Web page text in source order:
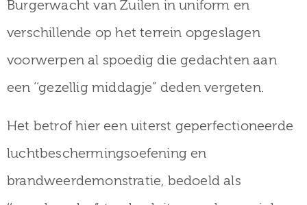
Burgerwacht van Zuilen in uniform en
verschillende op het terrein opgeslagen
voorwerpen al spoedig die gedachten aan
een ‘‘gezellig middagje” deden vergeten.
Het betrof hier een uiterst geperfectioneerde
luchtbeschermingsoefening en
brandweerdemonstratie, bedoeld als